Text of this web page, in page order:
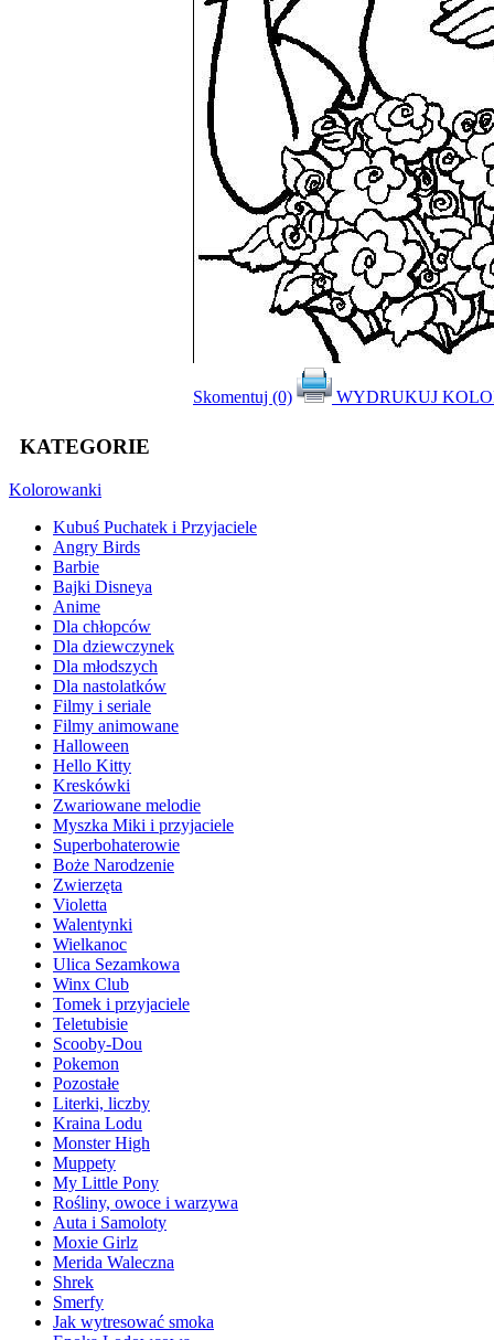
Skomentuj (0) WYDRUKUJ
KATEGORIE
Kolorowanki
Kubuś Puchatek i Przyjaciele
Angry Birds
Barbie
Bajki Disneya
Anime
Dla chłopców
Dla dziewczynek
Dla młodszych
Dla nastolatków
Filmy i seriale
Filmy animowane
Halloween
Hello Kitty
Kreskówki
Zwariowane melodie
Myszka Miki i przyjaciele
Superbohaterowie
Boże Narodzenie
Zwierzęta
Violetta
Walentynki
Wielkanoc
Ulica Sezamkowa
Winx Club
Tomek i przyjaciele
Teletubisie
Scooby-Dou
Pokemon
Pozostałe
Literki, liczby
Kraina Lodu
Monster High
Muppety
My Little Pony
Rośliny, owoce i warzywa
Auta i Samoloty
Moxie Girlz
Merida Waleczna
Shrek
Smerfy
Jak wytresować smoka